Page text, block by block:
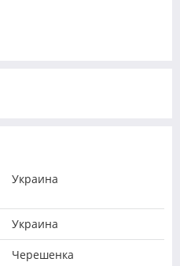
Украина
Украина
Черешенка